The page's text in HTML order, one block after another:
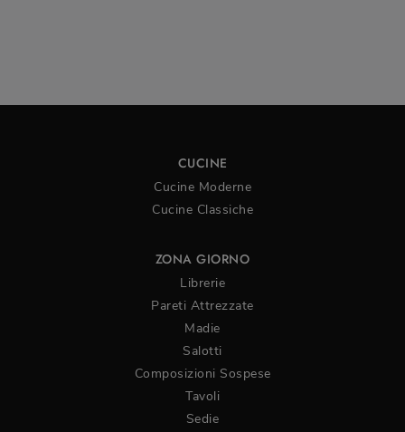
CUCINE
Cucine Moderne
Cucine Classiche
ZONA GIORNO
Librerie
Pareti Attrezzate
Madie
Salotti
Composizioni Sospese
Tavoli
Sedie